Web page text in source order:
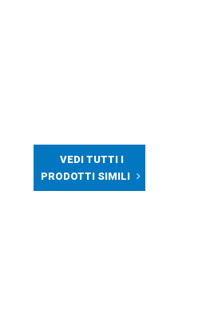
VEDI TUTTI I
PRODOTTI SIMILI